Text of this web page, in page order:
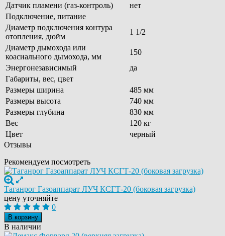
Датчик пламени (газ-контроль)
нет
Подключение, питание
Диаметр подключения контура
отопления, дюйм
1 1/2
Диаметр дымохода или
коасиального дымохода, мм
150
Энергонезависимый
да
Габариты, вес, цвет
Размеры ширина
485 мм
Размеры высота
740 мм
Размеры глубина
830 мм
Вес
120 кг
Цвет
черный
Отзывы
Рекомендуем посмотреть
Таганрог Газоаппарат ЛУЧ КСГТ-20 (боковая загрузка)
цену уточняйте
0
В корзину
В наличии